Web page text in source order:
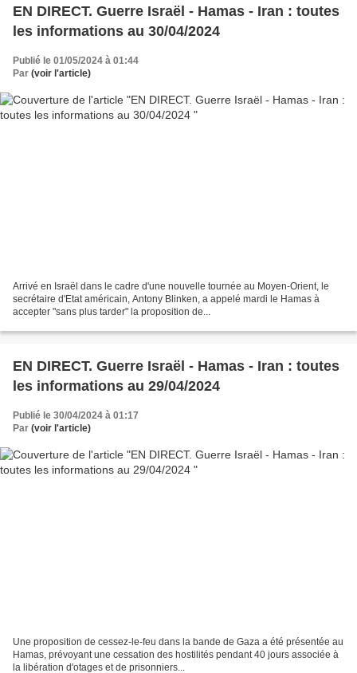
EN DIRECT. Guerre Israël - Hamas - Iran : toutes
les informations au 30/04/2024
Publié le 01/05/2024 à 01:44
Par (voir l'article)
Arrivé en Israël dans le cadre d'une nouvelle tournée au Moyen-Orient, le
secrétaire d'Etat américain, Antony Blinken, a appelé mardi le Hamas à
accepter "sans plus tarder" la proposition de...
EN DIRECT. Guerre Israël - Hamas - Iran : toutes
les informations au 29/04/2024
Publié le 30/04/2024 à 01:17
Par (voir l'article)
Une proposition de cessez-le-feu dans la bande de Gaza a été présentée au
Hamas, prévoyant une cessation des hostilités pendant 40 jours associée à
la libération d'otages et de prisonniers...